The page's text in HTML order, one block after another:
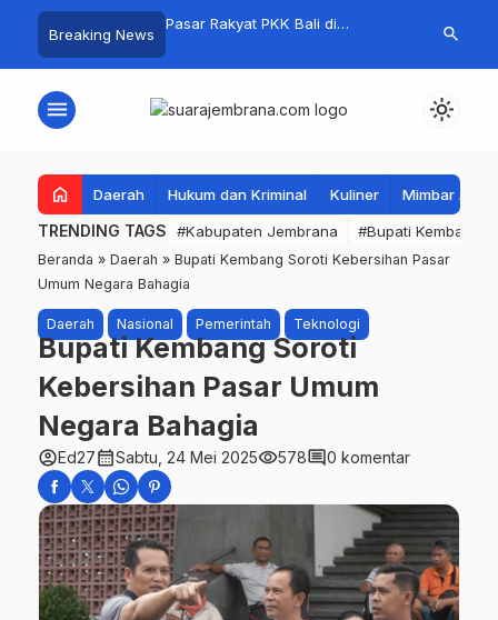
Breaking News
1 Resmi Digelar
Pasar Rakyat PKK Bali di
Tembus Rp.672 Juta Sehari
Kelola
Apresiasi
Mandala
search
menu light_mode
home Daerah Hukum dan Kriminal Kuliner Mimbar
TRENDING TAGS #Kabupaten Jembrana #Bupati Kembang
Beranda » Daerah » Bupati Kembang Soroti Kebersihan Pasar
Umum Negara Bahagia
Daerah Nasional Pemerintah Teknologi
Bupati Kembang Soroti
Kebersihan Pasar Umum
Negara Bahagia
account_circleEd27calendar_monthSabtu, 24 Mei 2025visibility578comment0 komentar